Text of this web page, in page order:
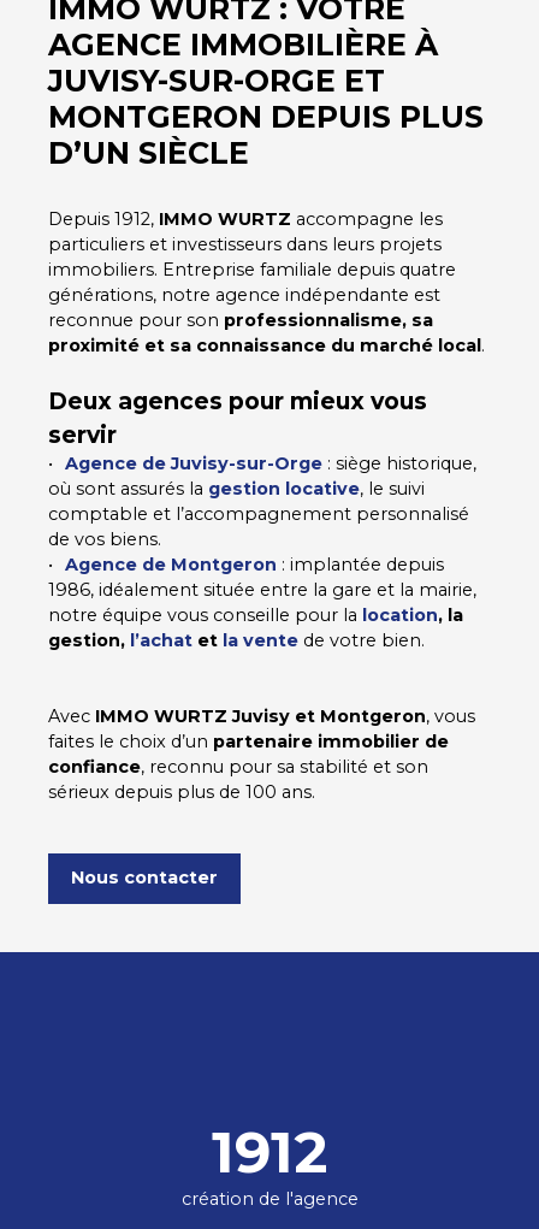
IMMO WURTZ : VOTRE
AGENCE IMMOBILIÈRE À
JUVISY-SUR-ORGE ET
MONTGERON DEPUIS PLUS
D’UN SIÈCLE
Depuis 1912, IMMO WURTZ accompagne les
particuliers et investisseurs dans leurs projets
immobiliers. Entreprise familiale depuis quatre
générations, notre agence indépendante est
reconnue pour son professionnalisme, sa
proximité et sa connaissance du marché local.
Deux agences pour mieux vous
servir
Agence de Juvisy-sur-Orge : siège historique,
où sont assurés la gestion locative, le suivi
comptable et l’accompagnement personnalisé
de vos biens.
Agence de Montgeron : implantée depuis
1986, idéalement située entre la gare et la mairie,
notre équipe vous conseille pour la location, la
gestion, l’achat et la vente de votre bien.
Avec IMMO WURTZ Juvisy et Montgeron, vous
faites le choix d’un partenaire immobilier de
confiance, reconnu pour sa stabilité et son
sérieux depuis plus de 100 ans.
Nous contacter
1912
création de l'agence